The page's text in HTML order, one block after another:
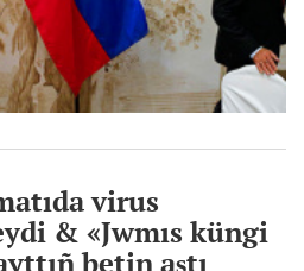
virus
& «Jwmıs küngi
betin aştı